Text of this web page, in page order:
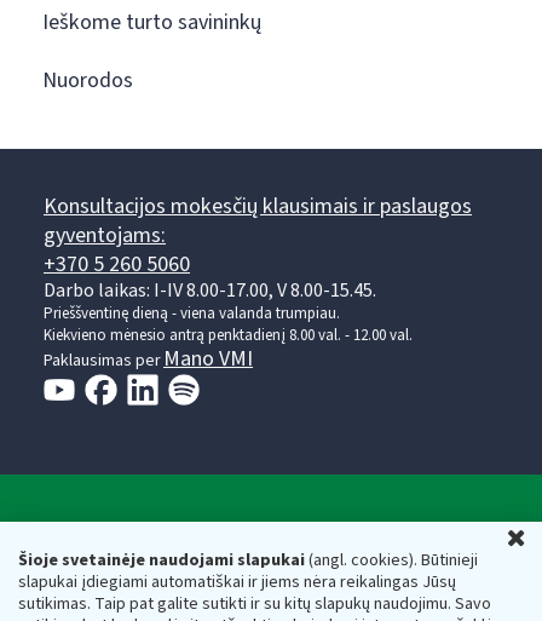
Šioje svetainėje naudojami slapukai(angl. cookies). Būtinieji
slapukai įdiegiami automatiškai ir jiems nėra reikalingas Jūsų
sutikimas. Taip pat galite sutikti ir su kitų slapukų naudojimu. Savo
Ieškome turto savininkų
Nuorodos
Konsultacijos mokesčių klausimais ir paslaugos
gyventojams:
+370 5 260 5060
Darbo laikas: I-IV 8.00-17.00, V 8.00-15.45.
Prieššventinę dieną - viena valanda trumpiau.
Kiekvieno mėnesio antrą penktadienį 8.00 val. - 12.00 val.
Paklausimas per Mano VMI
Respublikos finansų ministerijos
Biudžetinė įstaiga. Juridinio asmens kodas — 188659752,